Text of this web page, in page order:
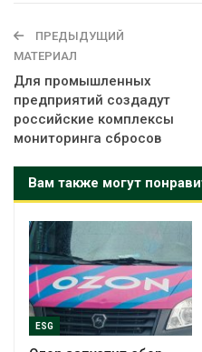
ПРЕДЫДУЩИЙ
МАТЕРИАЛ
Для промышленных
предприятий создадут
российские комплексы
мониторинга сбросов
Вам также могут
ESG